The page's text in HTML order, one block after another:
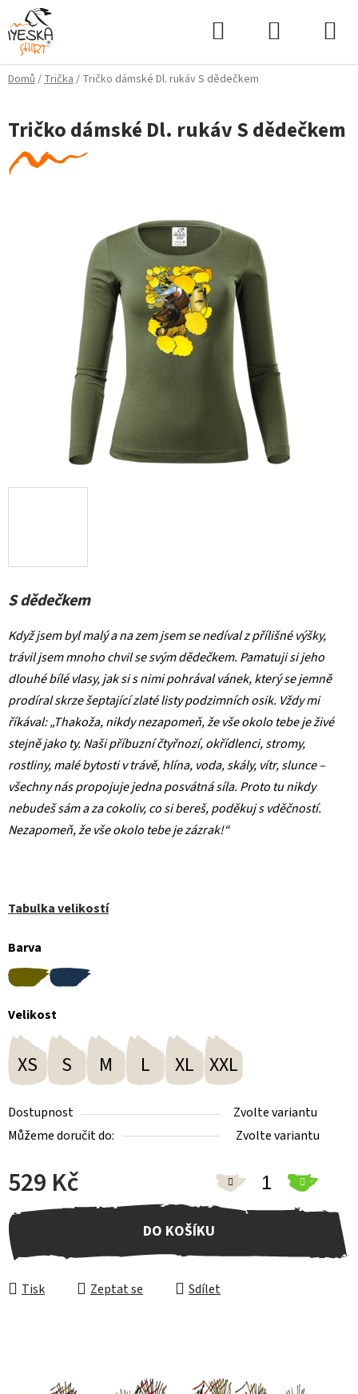
Přejít
na
obsah
Domů/Trička/ Tričko dámské Dl. rukáv S dědečkem
S dědečkem
Když jsem byl malý a na zem jsem se nedíval z přílišné výšky,
trávil jsem mnoho chvil se svým dědečkem. Pamatuji si jeho
dlouhé bílé vlasy, jak si s nimi pohrával vánek, který se jemně
prodíral skrze šeptající zlaté listy podzimních osik. Vždy mi
říkával: „Thakoža, nikdy nezapomeň, že vše okolo tebe je živé
stejně jako ty. Naši příbuzní čtyřnozí, okřídlenci, stromy,
rostliny, malé bytosti v trávě, hlína, voda, skály, vítr, slunce –
všechny nás propojuje jedna posvátná síla. Proto tu nikdy
nebudeš sám a za cokoliv, co si bereš, poděkuj s vděčností.
Nezapomeň, že vše okolo tebe je zázrak!“
Tabulka velikostí
Barva
Velikost
XS S M L XL XXL
Dostupnost
Zvolte variantu
Můžeme doručit do:
Zvolte variantu
529 Kč
Měrná cena:
DO KOŠÍKU
Tisk Zeptat se Sdílet
Tričko dámské Dl. rukáv S dědečkem